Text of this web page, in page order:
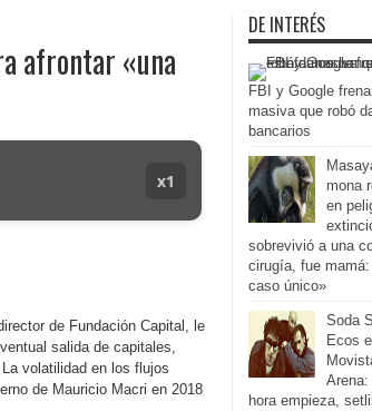
afrontar «una
x1
de Fundación Capital, le
salida de capitales,
volatilidad en los flujos
de Mauricio Macri en 2018
DE INTERÉS
FBI y Google
masiva que robó
bancarios
mona
en
sobrevivió a una
cirugía, fue
caso único»
Soda
Ecos
Arena:
hora empieza,